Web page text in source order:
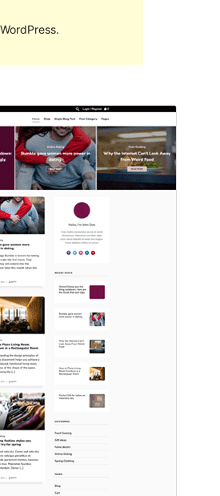
1.7.3
26 Березня, 2023
Менше десяти